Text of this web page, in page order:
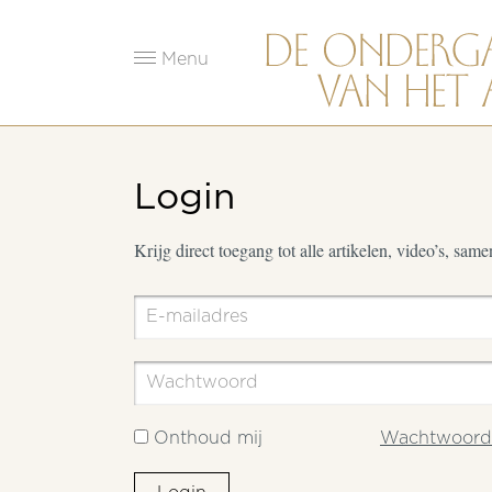
Menu
Login
Krijg direct toegang tot alle artikelen, video’s,
Onthoud mij